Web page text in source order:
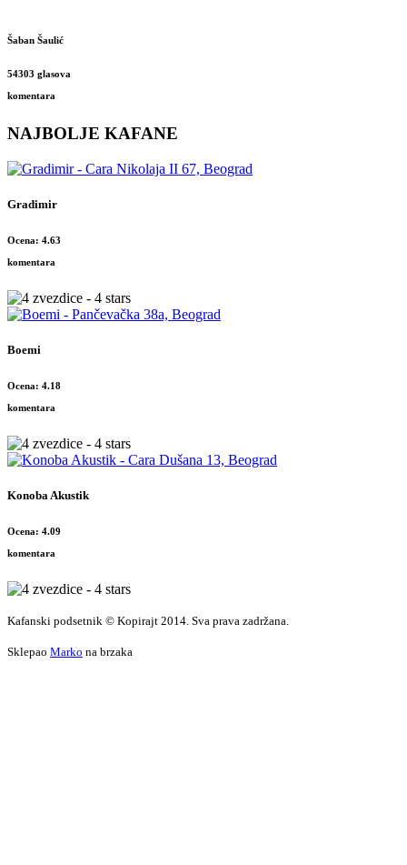
Šaban Šaulić
54303 glasova
komentara
NAJBOLJE KAFANE
Gradimir
Ocena: 4.63
komentara
Boemi
Ocena: 4.18
komentara
Konoba Akustik
Ocena: 4.09
komentara
Kafanski podsetnik © Kopirajt 2014. Sva prava zadržana.
Sklepao Marko na brzaka